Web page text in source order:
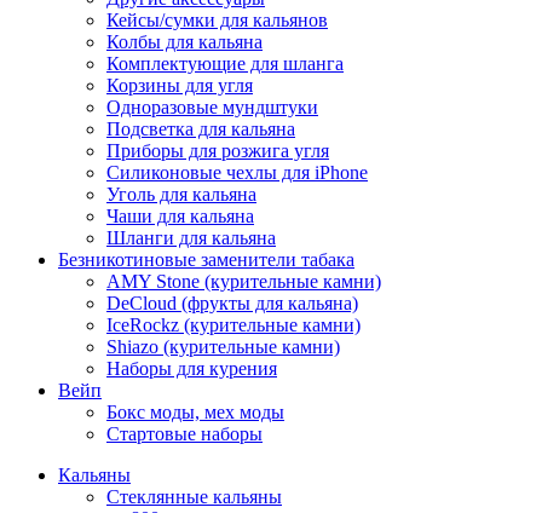
Кейсы/сумки для кальянов
Колбы для кальяна
Комплектующие для шланга
Корзины для угля
Одноразовые мундштуки
Подсветка для кальяна
Приборы для розжига угля
Силиконовые чехлы для iPhone
Уголь для кальяна
Чаши для кальяна
Шланги для кальяна
Безникотиновые заменители табака
AMY Stone (курительные камни)
DeCloud (фрукты для кальяна)
IceRockz (курительные камни)
Shiazo (курительные камни)
Наборы для курения
Вейп
Бокс моды, мех моды
Стартовые наборы
Кальяны
Стеклянные кальяны